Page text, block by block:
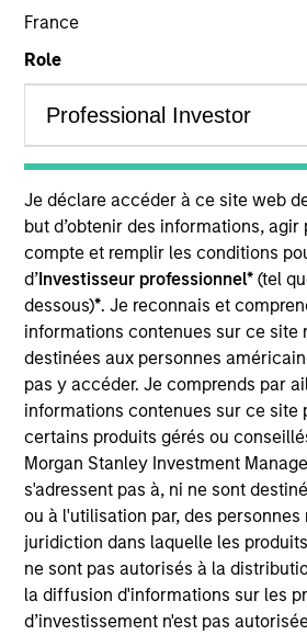
France
Role
Je déclare accéder à ce site web
but d’obtenir des informations, agir
compte et remplir les conditions
d’Investisseur professionnel*(tel
dessous)*. Je reconnais et
informations contenues sur ce site
destinées aux personnes
pas y accéder. Je comprends par
informations contenues sur ce site
certains produits gérés ou
Morgan Stanley Investment
s'adressent pas à, ni ne sont
ou à l'utilisation par, des personnes
juridiction dans laquelle les
ne sont pas autorisés à la
la diffusion d'informations sur les
d’investissement n'est pas
Years
TEAM
AIP Hedge Fund Team
Christopher Morser is a managing
the AIP Hedge Fund Solutions team.
focuses on managing individual
fund portfolios, overseeing the
platform assets and managing the
for delivering investment advice
activities. He joined Morgan
Management in 2006 and has 33
experience. Prior to joining the
Valence Capital, where he was
external manger supervision and
served as portfolio manager for a
funds vehicle. Before Valence